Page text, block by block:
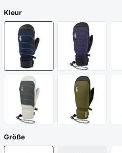
Kleur
Größe